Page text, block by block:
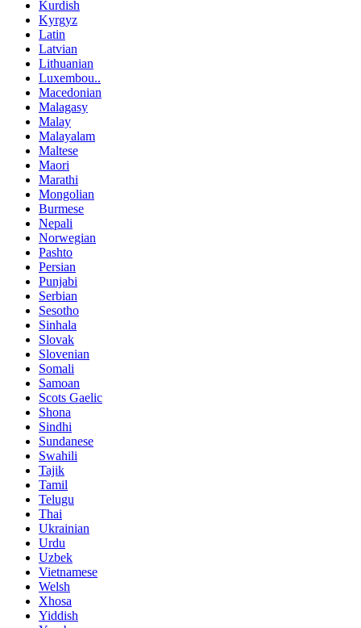
Kurdish
Kyrgyz
Latin
Latvian
Lithuanian
Luxembou..
Macedonian
Malagasy
Malay
Malayalam
Maltese
Maori
Marathi
Mongolian
Burmese
Nepali
Norwegian
Pashto
Persian
Punjabi
Serbian
Sesotho
Sinhala
Slovak
Slovenian
Somali
Samoan
Scots Gaelic
Shona
Sindhi
Sundanese
Swahili
Tajik
Tamil
Telugu
Thai
Ukrainian
Urdu
Uzbek
Vietnamese
Welsh
Xhosa
Yiddish